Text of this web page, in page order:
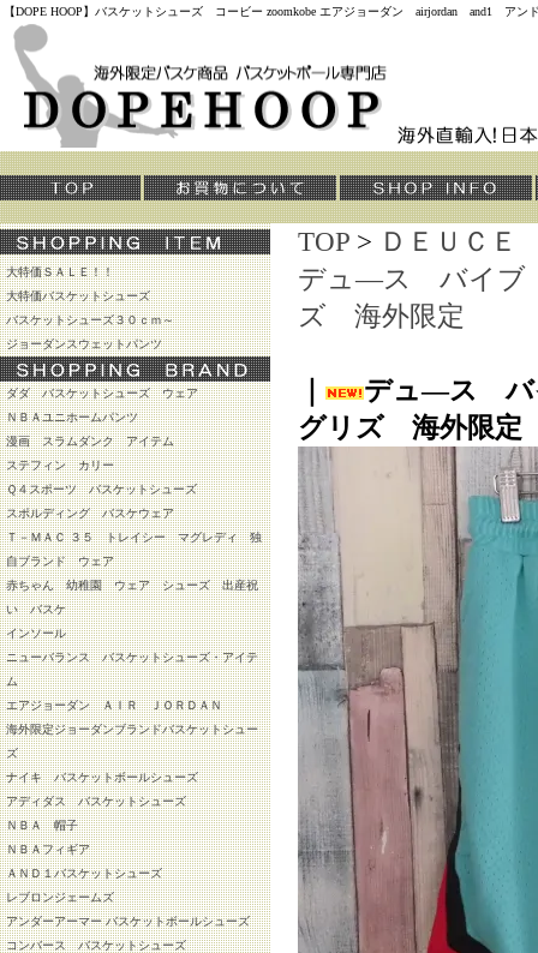
【DOPE HOOP】バスケットシューズ コービー zoomkobe エアジョーダン airjordan and1
大特価ＳＡＬＥ！！
大特価バスケットシューズ
バスケットシューズ３０ｃｍ～
ジョーダンスウェットパンツ
ダダ バスケットシューズ ウェア
ＮＢＡユニホームパンツ
漫画 スラムダンク アイテム
ステフィン カリー
Ｑ４スポーツ バスケットシューズ
スポルディング バスケウェア
Ｔ－ＭＡＣ ３５ トレイシー マグレディ 独
自ブランド ウェア
赤ちゃん 幼稚園 ウェア シューズ 出産祝
い バスケ
インソール
ニューバランス バスケットシューズ・アイテ
ム
エアジョーダン ＡＩＲ ＪＯＲＤＡＮ
海外限定ジョーダンブランドバスケットシュー
ズ
ナイキ バスケットボールシューズ
アディダス バスケットシューズ
ＮＢＡ 帽子
ＮＢＡフィギア
ＡＮＤ１バスケットシューズ
レブロンジェームズ
アンダーアーマー バスケットボールシューズ
コンバース バスケットシューズ
TOP > ＤＥＵＣ
デュ―ス バイブ
ズ 海外限定
デュ―ス バ
グリズ 海外限定